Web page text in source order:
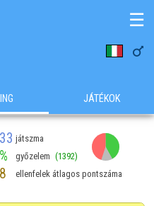

☰
JÁTÉKOK
játszma
győzelem (1392)
ellenfelek átlagos pontszáma